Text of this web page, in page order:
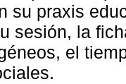
su praxis
sesión, la
el